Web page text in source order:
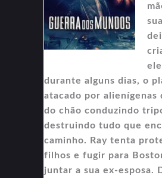
durante alguns dias, o
atacado por alienígenas
do chão conduzindo
destruindo tudo que
caminho. Ray tenta
filhos e fugir para
juntar a sua ex-esposa.